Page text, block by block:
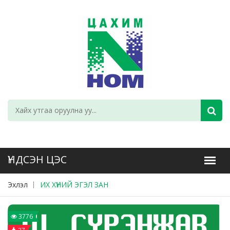
Эхлэл ИХ ХҮНИЙ ЭГЭЛ ЗАН
3776